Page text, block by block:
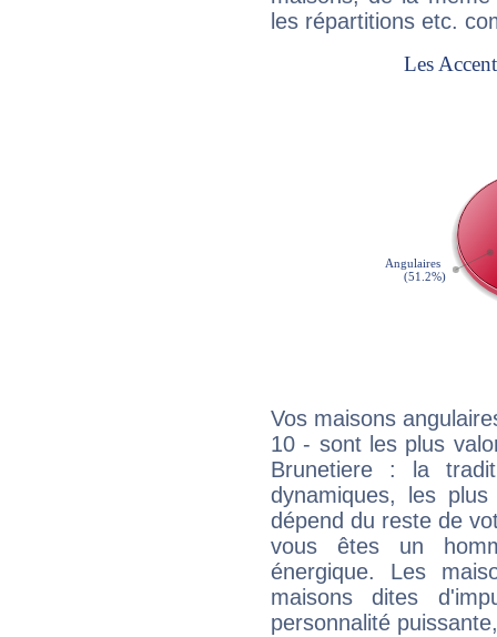
les répartitions etc.
Vos maisons
10 - sont les plus
Brunetiere : la
dynamiques, les
dépend du reste de
vous êtes un
énergique. Les
maisons dites
personnalité